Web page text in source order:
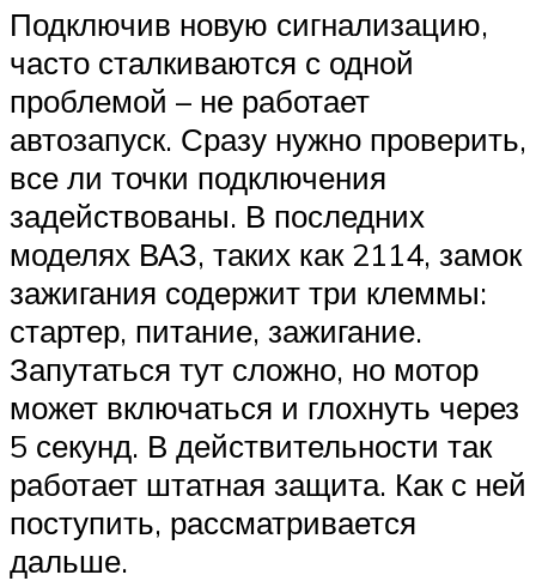
Подключив новую сигнализацию,
часто сталкиваются с одной
проблемой – не работает
автозапуск. Сразу нужно проверить,
все ли точки подключения
задействованы. В последних
моделях ВАЗ, таких как 2114, замок
зажигания содержит три клеммы:
стартер, питание, зажигание.
Запутаться тут сложно, но мотор
может включаться и глохнуть через
5 секунд. В действительности так
работает штатная защита. Как с ней
поступить, рассматривается
дальше.